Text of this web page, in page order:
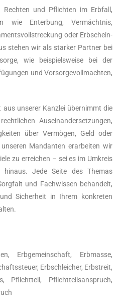
und Pflichten im Erbfall,
wie Enterbung, Vermächtnis,
oder Erbschein-
stehen wir als starker Partner bei
wie beispielsweise bei der
und Vorsorgevollmachten,
unserer Kanzlei übernimmt die
Auseinandersetzungen,
über Vermögen, Geld oder
Mandanten erarbeiten wir
zu erreichen – sei es im Umkreis
Jede Seite des Themas
und Fachwissen behandelt,
Sicherheit in Ihrem konkreten
Erbgemeinschaft, Erbmasse,
Erbschleicher, Erbstreit,
Pflichtteil, Pflichtteilsanspruch,